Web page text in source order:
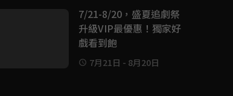
7/21-8/20，盛夏追劇祭
升級VIP最優惠！獨家好
戲看到飽
7月21日 - 8月20日